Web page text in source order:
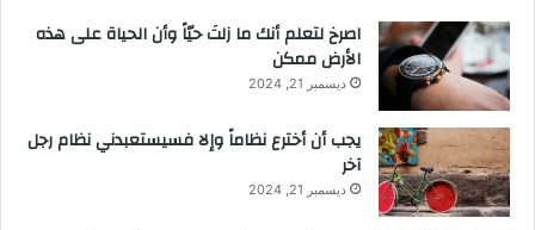
‫اصرخ لتعلم أنك ما زلتَ حيّاً وأن الحياة على هذه
الأرض ممكن
ديسمبر 21, 2024
يجب أن أخترع نظاماً وإلا فسيستعبدني نظام رجل
آخر
ديسمبر 21, 2024